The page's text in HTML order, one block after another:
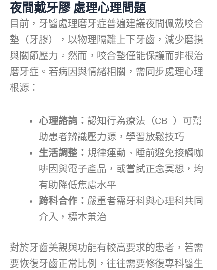
夜間戴牙膠 處理心理問題
目前，牙醫處理磨牙症普遍建議夜間佩戴咬合
墊（牙膠），以物理隔離上下牙齒，減少磨損
與關節壓力。然而，咬合墊僅能保護而非根治
磨牙症。若病因與情緒相關，需同步處理心理
根源：
心理諮詢： 認知行為療法（CBT）可幫
助患者辨識壓力源，學習放鬆技巧
生活調整： 規律運動、睡前避免接觸咖
啡因與電子產品，或嘗試正念冥想，均
有助降低焦慮水平
跨科合作： 嚴重者需牙科與心理科共同
介入，標本兼治
對於牙齒美觀與功能有較高要求的患者，若需
要恢復牙齒正常比例，往往需要修復專科醫生